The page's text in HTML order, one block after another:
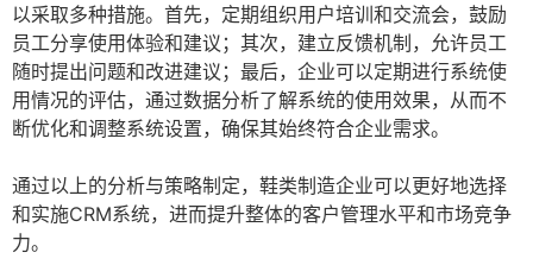
以采取多种措施。首先，定期组织用户培训和交流会，鼓励
员工分享使用体验和建议；其次，建立反馈机制，允许员工
随时提出问题和改进建议；最后，企业可以定期进行系统使
用情况的评估，通过数据分析了解系统的使用效果，从而不
断优化和调整系统设置，确保其始终符合企业需求。
通过以上的分析与策略制定，鞋类制造企业可以更好地选择
和实施CRM系统，进而提升整体的客户管理水平和市场竞争
力。